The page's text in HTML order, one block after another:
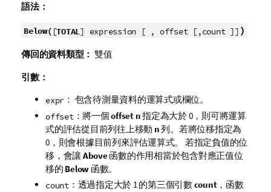
語法：
Below( [TOTAL] expression [ , offset [,count ]] )
傳回的資料類型： 雙值
引數：
expr ： 包含待測量資料的運算式或欄位。
offset：將一個offset n指定為大於 0，則可將運算
式的評估從目前列往上移動 n列。若將位移指定為
0，則會根據目前列來評估運算式。 若指定負值的位
移，會讓 Above函數的作用相當於包含對應正值位
移的 Below 函數。
count：透過指定大於 1 的第三個引數count，函數